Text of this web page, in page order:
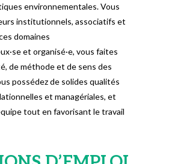
environnementales. Vous
institutionnels, associatifs et
domaines
et organisé·e, vous faites
de méthode et de sens des
possédez de solides qualités
et managériales, et
tout en favorisant le travail